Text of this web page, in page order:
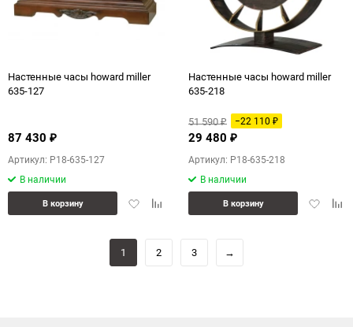
Настенные часы howard miller
635-127
87 430 ₽
Артикул: P18-635-127
В наличии
ДобавитьДобавить
В корзину
Настенные часы howard miller
635-218
51 590₽ −22 110 ₽
29 480 ₽
Артикул: P18-635-218
В наличии
В корзину
1 2 3 →